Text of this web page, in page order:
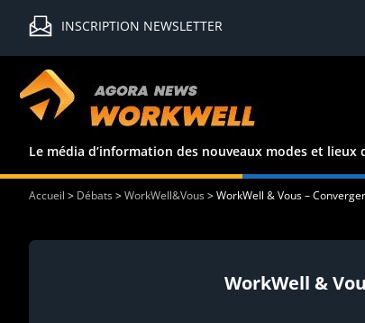
INSCRIPTION NEWSLETTER
Le média d’information des nouveaux modes et lieux
Accueil > Débats>WorkWell&Vous>WorkWell & Vous –
WorkWell &